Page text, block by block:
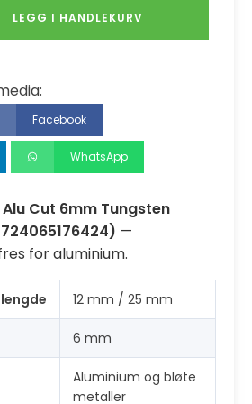
LEGG I HANDLEKURV
Facebook
WhatsApp
Alu Cut 6mm Tungsten
—
for aluminium.
12 mm / 25 mm
6 mm
Aluminium og bløte
metaller